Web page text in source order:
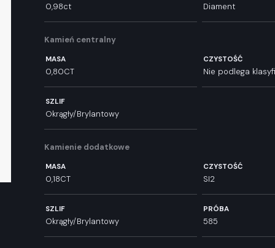
0,98ct Diament
Kamień centralny
MASA
0,80CT
CZYSTOŚĆ
Nie podlega
SZLIF
Okrągły/Brylantowy
Kamienie dodatkowe
MASA
0,18CT
CZYSTOŚĆ
SI2
SZLIF
Okrągły/Brylantowy
PRÓBA
585